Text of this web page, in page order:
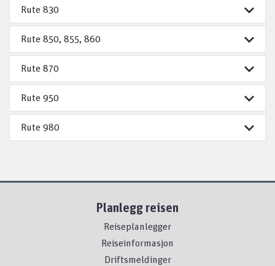
Rute 830
Rute 850, 855, 860
Rute 870
Rute 950
Rute 980
Planlegg reisen
Reiseplanlegger
Reiseinformasjon
Driftsmeldinger